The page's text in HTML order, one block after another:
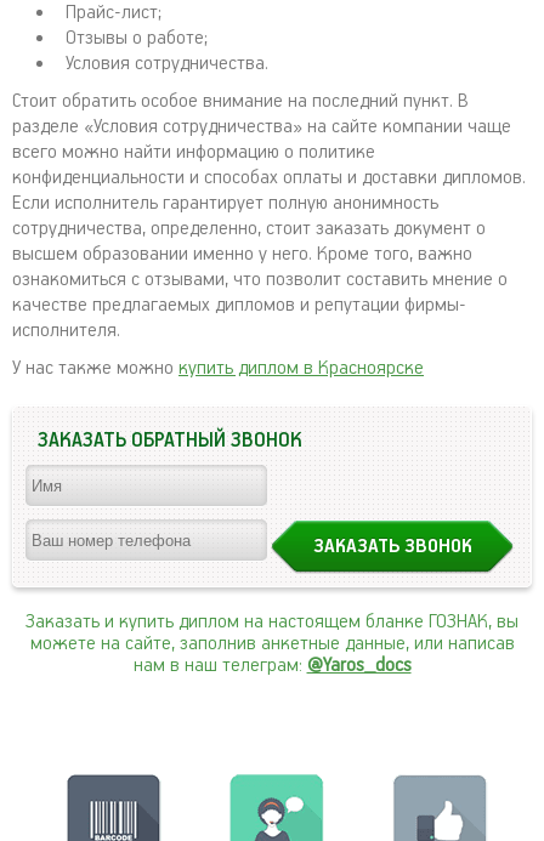
Прайс-лист;
Отзывы о работе;
Условия сотрудничества.
Стоит обратить особое внимание на последний пункт. В
разделе «Условия сотрудничества» на сайте компании чаще
всего можно найти информацию о политике
конфиденциальности и способах оплаты и доставки дипломов.
Если исполнитель гарантирует полную анонимность
сотрудничества, определенно, стоит заказать документ о
высшем образовании именно у него. Кроме того, важно
ознакомиться с отзывами, что позволит составить мнение о
качестве предлагаемых дипломов и репутации фирмы-
исполнителя.
У нас также можно купить диплом в Красноярске
ЗАКАЗАТЬ ОБРАТНЫЙ ЗВОНОК
Заказать и купить диплом на настоящем бланке ГОЗНАК, вы
можете на сайте, заполнив анкетные данные, или написав
нам в наш телеграм: @Yaros_docs